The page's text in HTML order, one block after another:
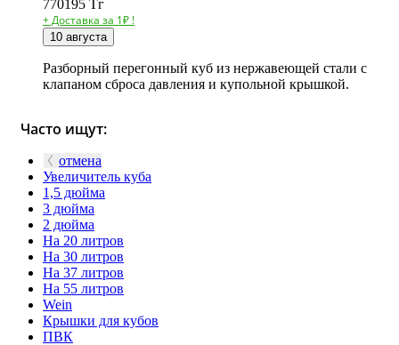
770195 Тг
+ Доставка за 1₽ !
10 августа
Разборный перегонный куб из нержавеющей стали с
клапаном сброса давления и купольной крышкой.
Часто ищут:
отмена
Увеличитель куба
1,5 дюйма
3 дюйма
2 дюйма
На 20 литров
На 30 литров
На 37 литров
На 55 литров
Wein
Крышки для кубов
ПВК